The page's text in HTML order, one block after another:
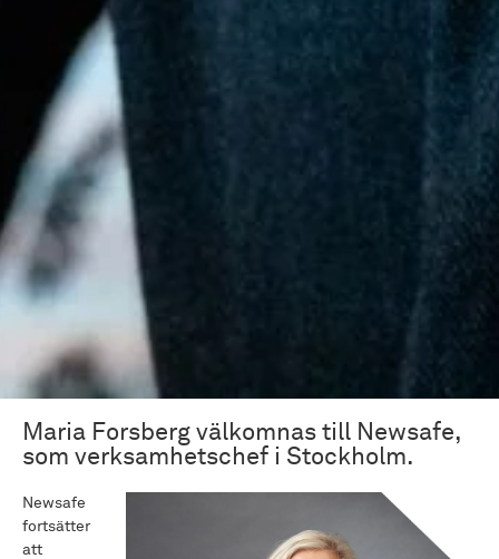
Maria Forsberg välkomnas till Newsafe,
som verksamhetschef i Stockholm.
Newsafe
fortsätter
att